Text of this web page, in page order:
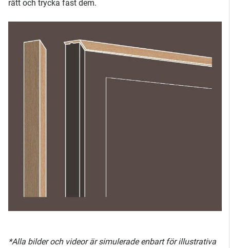
rätt och trycka fast dem.
*Alla bilder och videor är simulerade enbart för illustrativa